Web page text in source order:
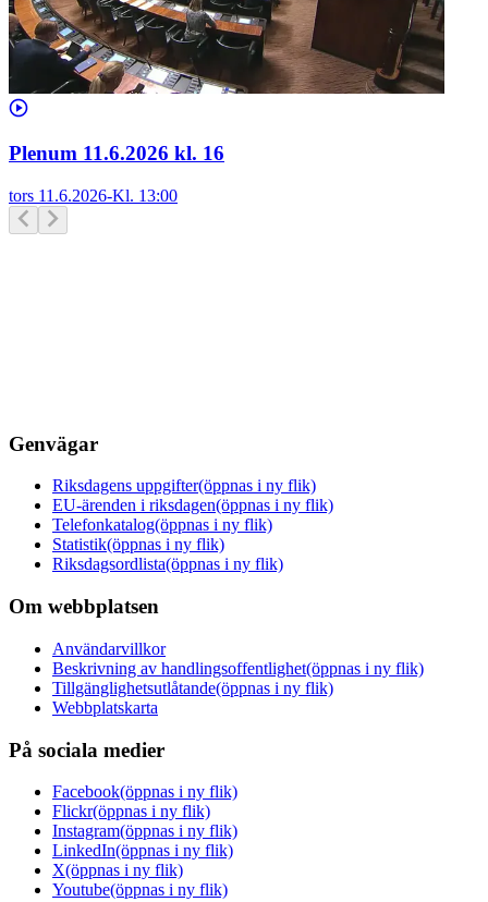
Plenum 11.6.2026 kl. 16
tors 11.6.2026-Kl. 13:00
Genvägar
Riksdagens uppgifter(öppnas i ny flik)
EU-ärenden i riksdagen(öppnas i ny flik)
Telefonkatalog(öppnas i ny flik)
Statistik(öppnas i ny flik)
Riksdagsordlista(öppnas i ny flik)
Om webbplatsen
Användarvillkor
Beskrivning av handlingsoffentlighet(öppnas i ny flik)
Tillgänglighetsutlåtande(öppnas i ny flik)
Webbplatskarta
På sociala medier
Facebook(öppnas i ny flik)
Flickr(öppnas i ny flik)
Instagram(öppnas i ny flik)
LinkedIn(öppnas i ny flik)
X(öppnas i ny flik)
Youtube(öppnas i ny flik)